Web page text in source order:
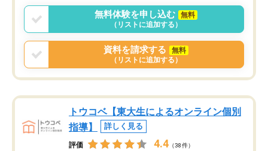
無料体験を申し込む
無料
（リストに追加する）
資料を請求する
無料
（リストに追加する）
トウコベ【東大生によるオンライン個別
指導】
詳しく見る
評価 4.4 （38件）